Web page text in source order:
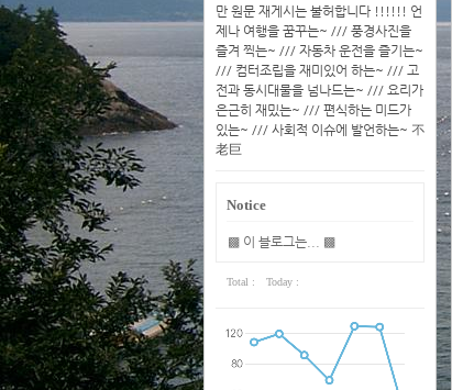
만 원문 재게시는 불허합니다 !!!!!! 언
제나 여행을 꿈꾸는~ /// 풍경사진을
즐겨 찍는~ /// 자동차 운전을 즐기는~
/// 컴터조립을 재미있어 하는~ /// 고
전과 동시대물을 넘나드는~ /// 요리가
은근히 재밌는~ /// 편식하는 미드가
있는~ /// 사회적 이슈에 발언하는~ 不
老巨
Notice
▩ 이 블로그는... ▩
Total : Today :